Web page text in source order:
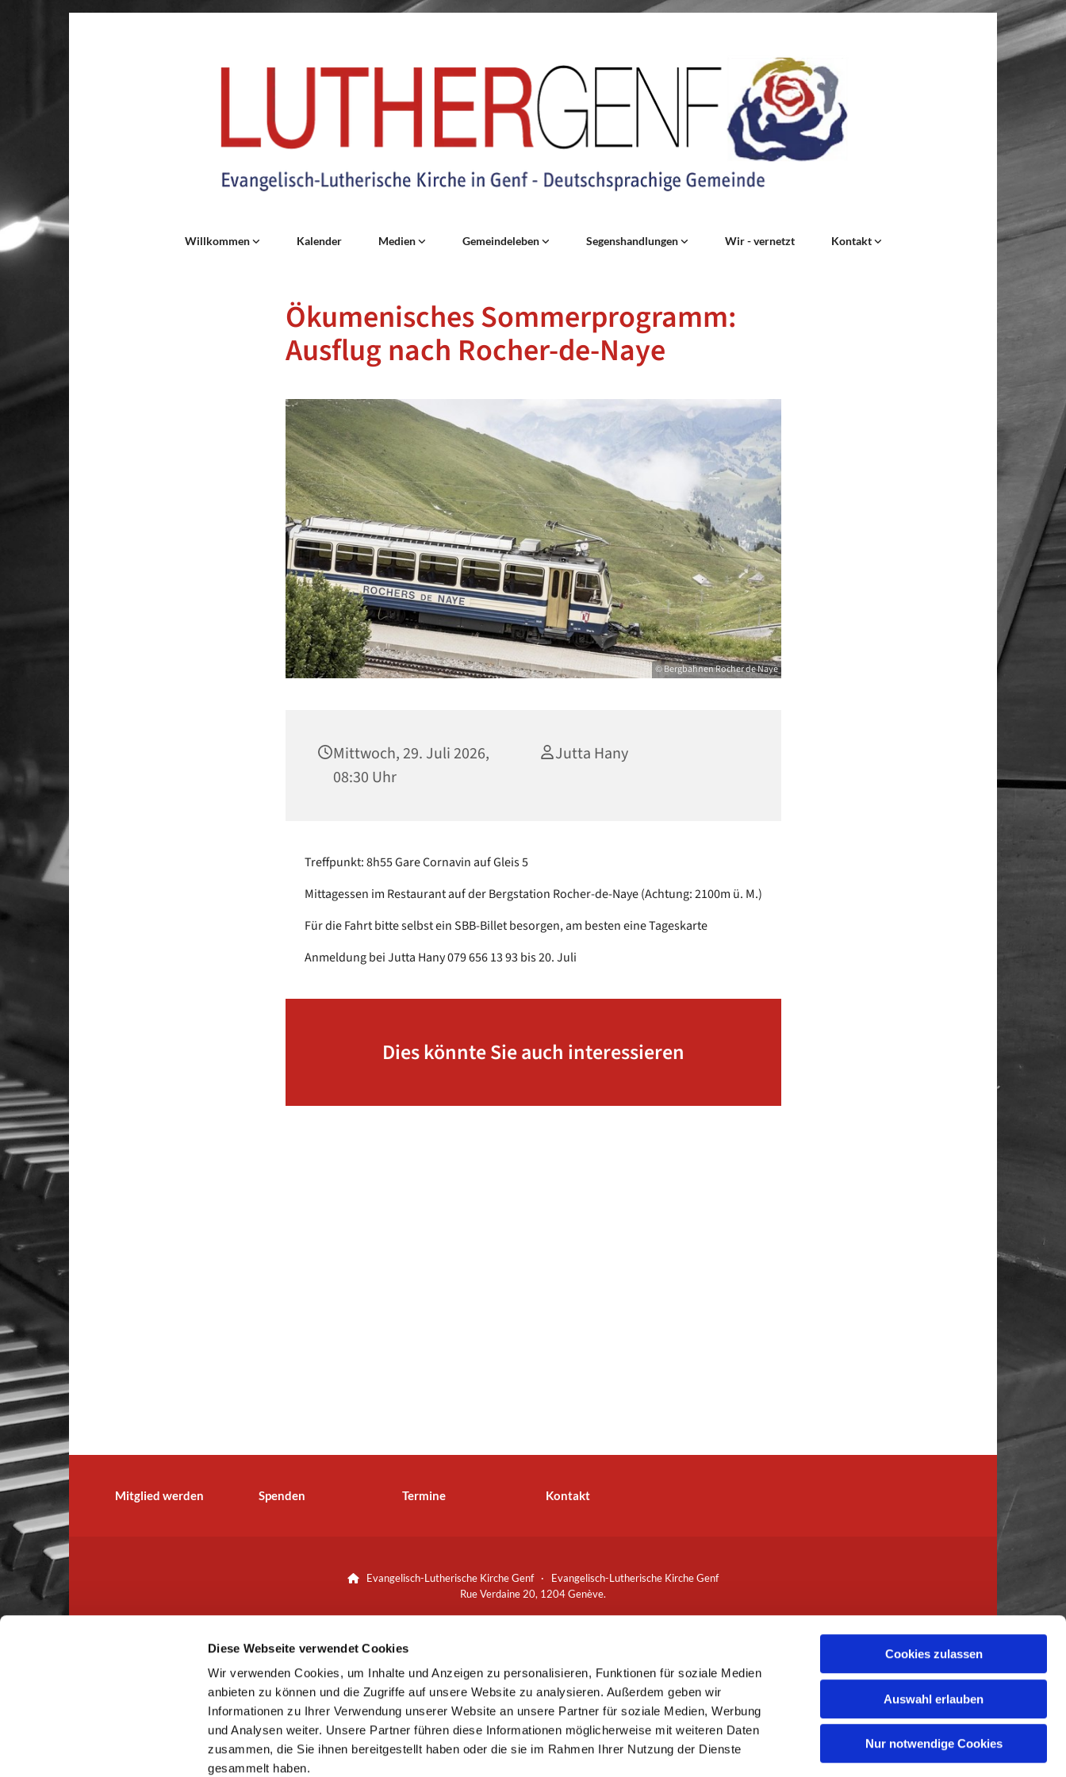
Diese Webseite verwendet Cookies
Wir verwenden Cookies, um Inhalte und Anzeigen zu personalisieren, Funktionen für soziale Medien
anbieten zu können und die Zugriffe auf unsere Website zu analysieren. Außerdem geben wir
Informationen zu Ihrer Verwendung unserer Website an unsere Partner für soziale Medien, Werbung
und Analysen weiter. Unsere Partner führen diese Informationen möglicherweise mit weiteren Daten
zusammen, die Sie ihnen bereitgestellt haben oder die sie im Rahmen Ihrer Nutzung der Dienste
gesammelt haben.
Cookies zulassen
Auswahl erlauben
Nur notwendige Cookies
Willkommen Kalender Medien Gemeindeleben Segenshandlungen Wir - vernetzt Kontakt
Ökumenisches Sommerprogramm:
Ausflug nach Rocher-de-Naye
© Bergbahnen Rocher de Naye
Mittwoch, 29. Juli 2026,
08:30 Uhr
Jutta Hany
Treffpunkt: 8h55 Gare Cornavin auf Gleis 5
Mittagessen im Restaurant auf der Bergstation Rocher-de-Naye (Achtung: 2100m ü. M.)
Für die Fahrt bitte selbst ein SBB-Billet besorgen, am besten eine Tageskarte
Anmeldung bei Jutta Hany 079 656 13 93 bis 20. Juli
Dies könnte Sie auch interessieren
Mitglied werden Spenden Termine Kontakt

Evangelisch-Lutherische Kirche Genf · Evangelisch-Lutherische Kirche Genf
Rue Verdaine 20, 1204 Genève.
IBAN: CH53 0078 8000 0509 6066 3 +41 (0)22 310 41 87sekretariat@luther-genf.ch
Kontaktinformationen Impressum